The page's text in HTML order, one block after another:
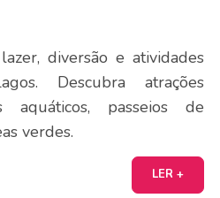
diversão e atividades
Descubra atrações
aquáticos, passeios de
verdes.
LER +